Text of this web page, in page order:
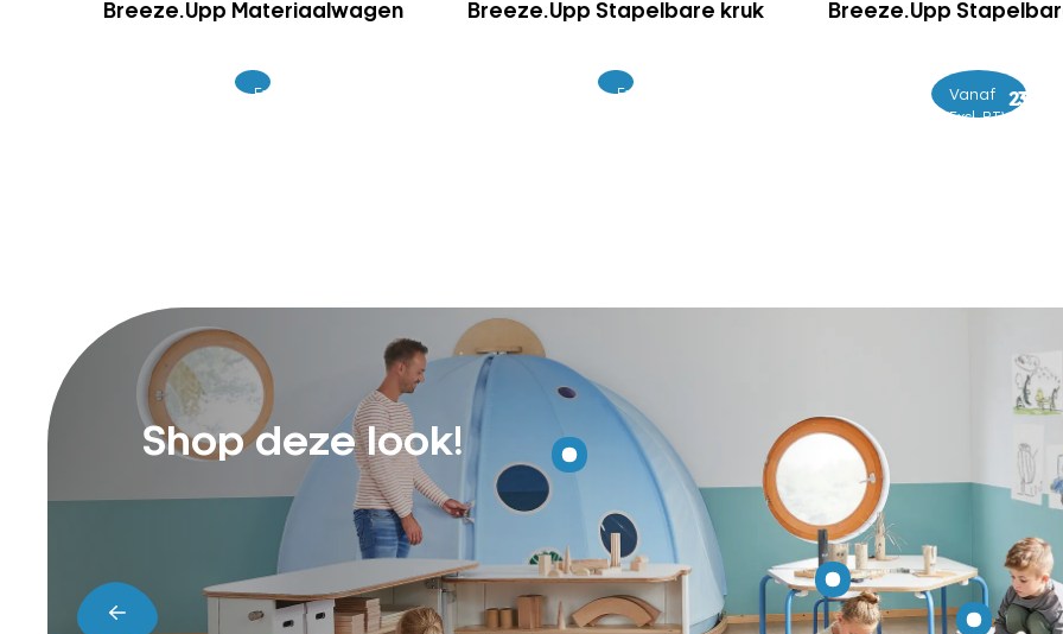
Breeze.Upp Materiaalwagen
1.449
Excl.
Breeze.Upp Stapelbare kruk
95
Excl.
Breeze.Upp
Vanaf 299
309
Excl. BTW
Shop deze look!